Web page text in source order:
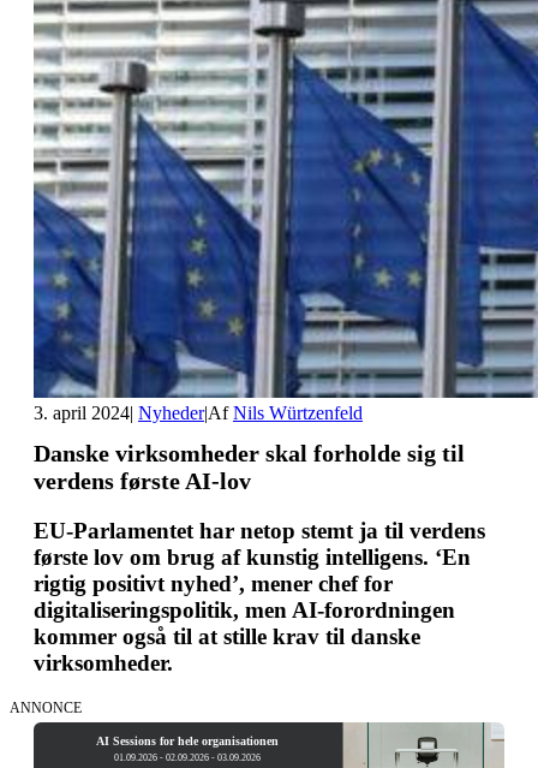
3. april 2024| Nyheder|AfNils Würtzenfeld
Danske virksomheder skal forholde sig til
verdens første AI-lov
EU-Parlamentet har netop stemt ja til verdens
første lov om brug af kunstig intelligens. ‘En
rigtig positivt nyhed’, mener chef for
digitaliseringspolitik, men AI-forordningen
kommer også til at stille krav til danske
virksomheder.
ANNONCE
AI Sessions for hele organisationen
01.09.2026 - 02.09.2026 - 03.09.2026